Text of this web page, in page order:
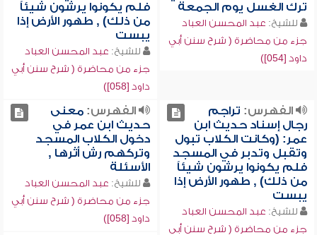
ترك الغسل يوم الجمعة
للشيخ: عبد المحسن العباد
جزء من محاضرة ( شرح سنن أبي
داود [054])
فلم يكونوا يرشون شيئاً
من ذلك) , طهور الأرض إذا
يبست
للشيخ: عبد المحسن العباد
جزء من محاضرة ( شرح سنن أبي
داود [058])
الفهرس: تراجم
رجال إسناد حديث ابن
عمر: (وكانت الكلاب تبول
وتقبل وتدبر في المسجد
فلم يكونوا يرشون شيئاً
من ذلك) , طهور الأرض إذا
يبست
للشيخ: عبد المحسن العباد
جزء من محاضرة ( شرح سنن أبي
الفهرس:معنى
حديث ابن عمر في
دخول الكلاب المسجد
وتركهم رش أثرها ,
الأسئلة
للشيخ: عبد المحسن العباد
جزء من محاضرة ( شرح سنن أبي
داود [058])